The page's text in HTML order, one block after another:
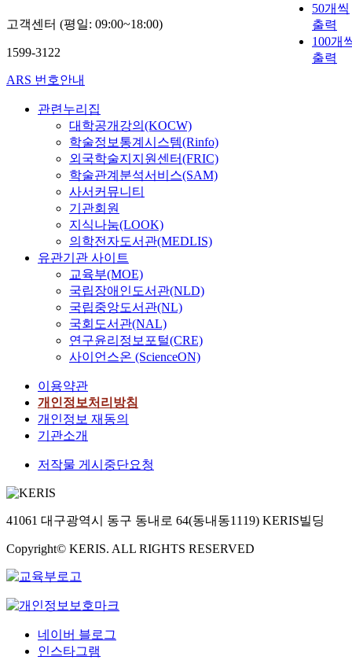
50개씩
출력
100개
출력
고객센터 (평일: 09:00~18:00)
1599-3122
ARS 번호안내
관련누리집
대학공개강의(KOCW)
학술정보통계시스템(Rinfo)
외국학술지지원센터(FRIC)
학술관계분석서비스(SAM)
사서커뮤니티
기관회원
지식나눔(LOOK)
의학전자도서관(MEDLIS)
유관기관 사이트
교육부(MOE)
국립장애인도서관(NLD)
국립중앙도서관(NL)
국회도서관(NAL)
연구윤리정보포털(CRE)
사이언스온 (ScienceON)
이용약관
개인정보처리방침
개인정보 재동의
기관소개
저작물 게시중단요청
41061 대구광역시 동구 동내로 64(동내동1119) KERIS빌딩
Copyright© KERIS. ALL RIGHTS RESERVED
네이버 블로그
인스타그램